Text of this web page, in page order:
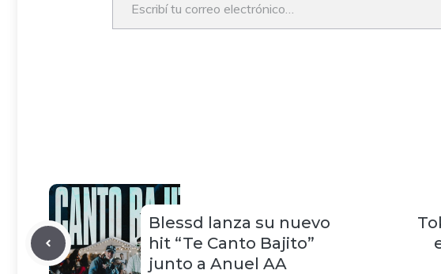
Blessd lanza su nuevo
hit “Te Canto Bajito”
junto a Anuel AA